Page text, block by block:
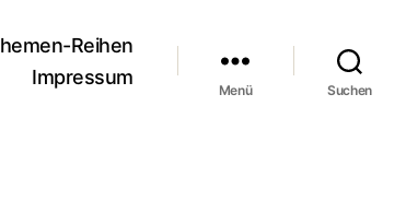
Reihen
Impressum
Menü Suchen